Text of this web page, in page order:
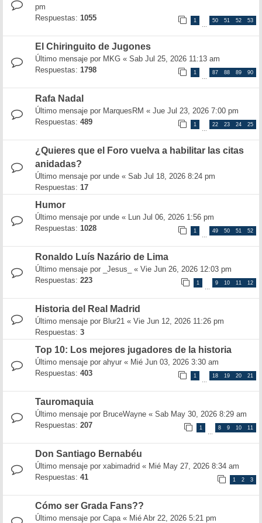
pm
Respuestas: 1055 1
…
50 51 52 53
El Chiringuito de Jugones
Último mensaje por MKG « Sab Jul 25, 2026 11:13 am
Respuestas: 1798 1
…
87 88 89 90
Rafa Nadal
Último mensaje por MarquesRM « Jue Jul 23, 2026 7:00 pm
Respuestas: 489 1
…
22 23 24 25
¿Quieres que el Foro vuelva a habilitar las citas
anidadas?
Último mensaje por unde « Sab Jul 18, 2026 8:24 pm
Respuestas: 17
Humor
Último mensaje por unde « Lun Jul 06, 2026 1:56 pm
Respuestas: 1028 1
…
49 50 51 52
Ronaldo Luís Nazário de Lima
Último mensaje por _Jesus_ « Vie Jun 26, 2026 12:03 pm
Respuestas: 223 1
…
9 10 11 12
Historia del Real Madrid
Último mensaje por Blur21 « Vie Jun 12, 2026 11:26 pm
Respuestas: 3
Top 10: Los mejores jugadores de la historia
Último mensaje por ahyur « Mié Jun 03, 2026 3:30 am
Respuestas: 403 1
…
18 19 20 21
Tauromaquia
Último mensaje por BruceWayne « Sab May 30, 2026 8:29 am
Respuestas: 207 1
…
8 9 10 11
Don Santiago Bernabéu
Último mensaje por xabimadrid « Mié May 27, 2026 8:34 am
Respuestas: 41 1 2 3
Cómo ser Grada Fans??
Último mensaje por Capa« Mié Abr 22, 2026 5:21 pm